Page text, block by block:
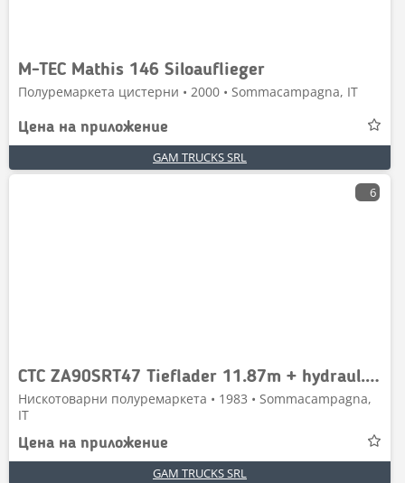
M-TEC Mathis 146 Siloauflieger
Полуремаркета цистерни • 2000 • Sommacampagna, IT
Цена на приложение
GAM TRUCKS SRL
6
CTC ZA90SRT47 Tieflader 11.87m + hydraul. Rampen
Нискотоварни полуремаркета • 1983 • Sommacampagna,
IT
Цена на приложение
GAM TRUCKS SRL